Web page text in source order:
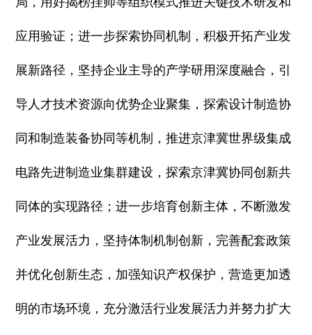
应用验证；进一步探索协同机制，积极开拓产业发
展新路径，坚持企业主导的产学研用深度融合，引
导人才技术资源向优势企业聚集，探索设计制造协
同和制造装备协同等机制，推进京津冀世界级集成
电路先进制造业集群建设，探索京津冀协同创新共
同体的实现路径；进一步培育创新主体，不断激发
产业发展活力，坚持体制机制创新，完善配套政策
并优化创新生态，加强知识产权保护，营造更加透
明的市场环境，充分激活行业发展活力并努力扩大